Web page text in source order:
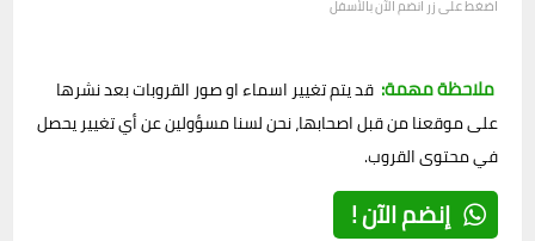
اضغط على زر انضم الآن بالأسفل
ملاحظة مهمة: قد يتم تغيير اسماء او صور القروبات بعد نشرها
على موقعنا من قبل اصحابها، نحن لسنا مسؤولين عن أي تغيير يحصل
في محتوى القروب.
إنضم الآن !